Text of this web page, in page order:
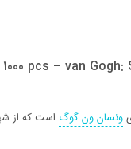
pcs – van
ونسان ون گوگ است که از